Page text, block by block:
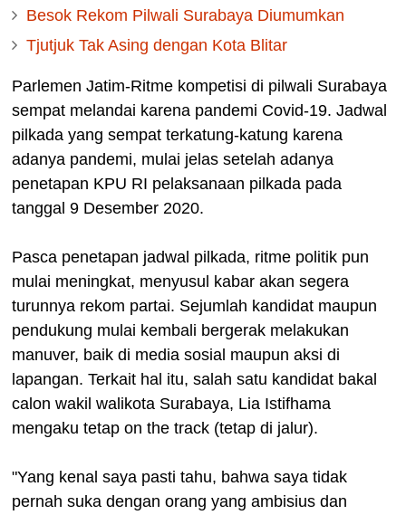
Besok Rekom Pilwali Surabaya Diumumkan
Tjutjuk Tak Asing dengan Kota Blitar
Parlemen Jatim-Ritme kompetisi di pilwali Surabaya
sempat melandai karena pandemi Covid-19. Jadwal
pilkada yang sempat terkatung-katung karena
adanya pandemi, mulai jelas setelah adanya
penetapan KPU RI pelaksanaan pilkada pada
tanggal 9 Desember 2020.
Pasca penetapan jadwal pilkada, ritme politik pun
mulai meningkat, menyusul kabar akan segera
turunnya rekom partai. Sejumlah kandidat maupun
pendukung mulai kembali bergerak melakukan
manuver, baik di media sosial maupun aksi di
lapangan. Terkait hal itu, salah satu kandidat bakal
calon wakil walikota Surabaya, Lia Istifhama
mengaku tetap on the track (tetap di jalur).
"Yang kenal saya pasti tahu, bahwa saya tidak
pernah suka dengan orang yang ambisius dan